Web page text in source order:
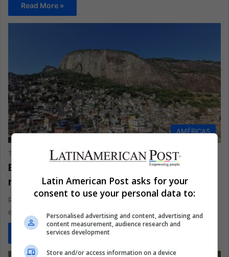
Read More »
AMÉRICAS
The Latin American Post Staff April 10, 2026 1,392
Brasil deja que Río esté a la deriva
mientras la política terceriza lo básico
Río de Janeiro lleva semanas sin gobernador, y la crisis ya no
es solo un teatro constitucional. Está dejando al…
Read More »
Latin American Post asks for your
consent to use your personal data to:
Personalised advertising and content, advertising and
content measurement, audience research and
services development
Store and/or access information on a device